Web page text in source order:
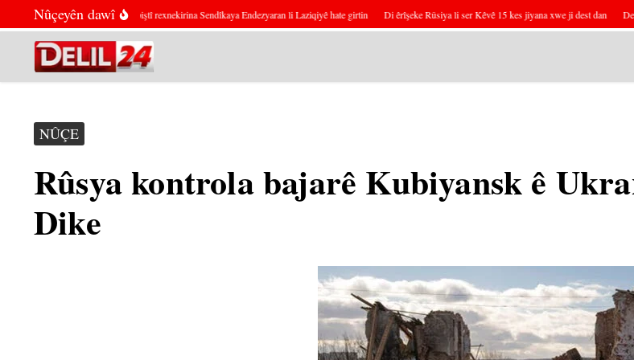
Skip to content
Nûçeyên dawî
Çalakvanekî siyasî piştî rexnekirina Sendîkaya Endezyaran li Laziqiyê hate girtin Di êrîşeke Rûsiya li ser Kêvê 15 kes jiyana xwe ji dest dan
NÛÇE
Rûsya kontrola bajarê Kubiyansk ê
Dike